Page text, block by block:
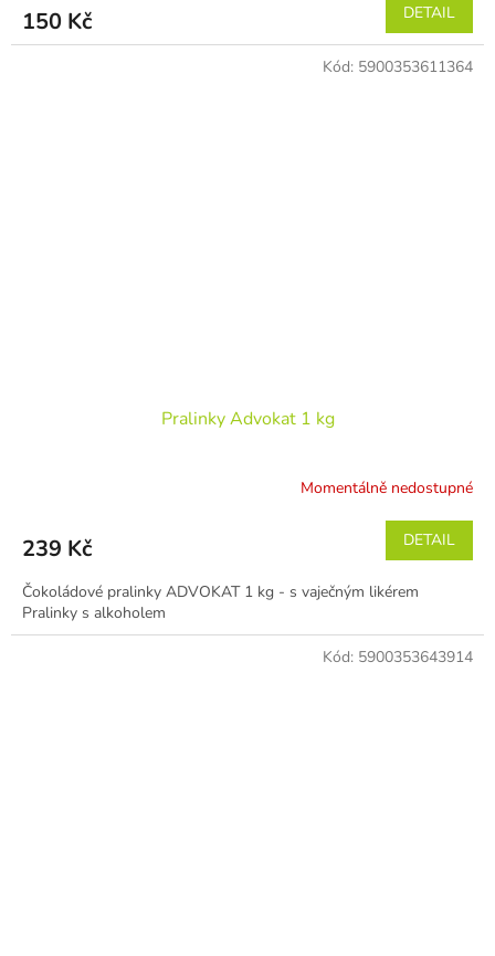
150 Kč DETAIL
Pralinky Advokat 1 kg
Momentálně nedostupné
239 Kč DETAIL
Čokoládové pralinky ADVOKAT 1 kg - s vaječným likérem
Pralinky s alkoholem
Kód: 5900353611364
Kód: 5900353643914